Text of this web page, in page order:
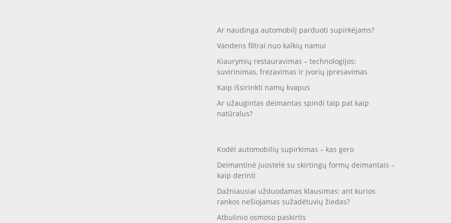
Ar naudinga automobilį parduoti supirkėjams?
Vandens filtrai nuo kalkių namui
Kiaurymių restauravimas – technologijos:
suvirinimas, frezavimas ir įvorių įpresavimas
Kaip išsirinkti namų kvapus
Ar užaugintas deimantas spindi taip pat kaip
natūralus?
Kodėl automobilių supirkimas – kas gero
Deimantinė juostelė su skirtingų formų deimantais –
kaip derinti
Dažniausiai užduodamas klausimas: ant kurios
rankos nešiojamas sužadėtuvių žiedas?
Atbulinio osmoso paskirtis